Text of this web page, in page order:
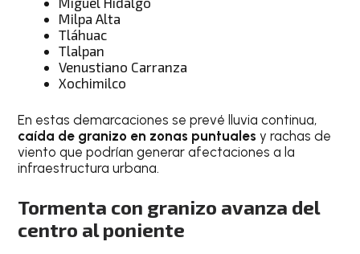
Milpa Alta
Tláhuac
Tlalpan
Venustiano Carranza
Xochimilco
En estas demarcaciones se prevé lluvia continua,
caída de granizo en zonas puntualesy rachas de
viento que podrían generar afectaciones a la
infraestructura urbana.
Tormenta con granizo avanza del
centro al poniente